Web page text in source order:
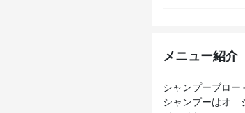
メニュー紹介
シャンプーブロー
シャンプーはオ―